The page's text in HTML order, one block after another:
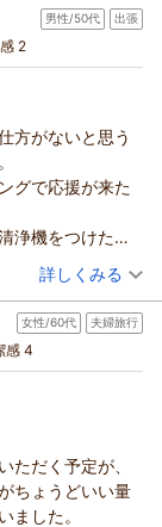
げておりま
日：2026/05/08）
びいただき、長
とのこと、大
褒めにあずか
ださいませ。
待ち申し上げ
日：2026/04/15）
クリーニングプラ
いただき、誠
に至るまで、
光栄に存じま
し、私共スタッ
後も皆様に心
り一層のサービ
日：2026/04/15）
男性/50代 出張
2
方がないと思う
グで応援が来た
浄機をつけたの
でした。
いましたが、万
したが、久しぶ
ないと思いま
稿日：2026/04/13）
ッピープライスプ
がとうございま
詳しくみる
女性/60代 夫婦旅行
感 4
ただく予定が、
ちょうどいい量
ました。